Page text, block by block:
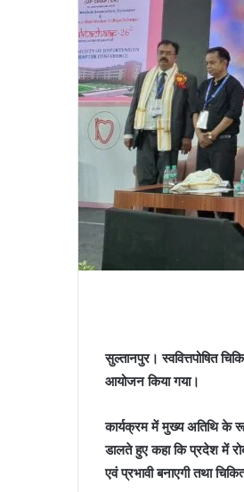
सुल्तानपुर। स्ववित्तपोषित
आयोजन किया गया।
कार्यक्रम में मुख्य अतिथि के
डालते हुए कहा कि प्रदेश में
एवं प्रभावी बनाएगी तथा